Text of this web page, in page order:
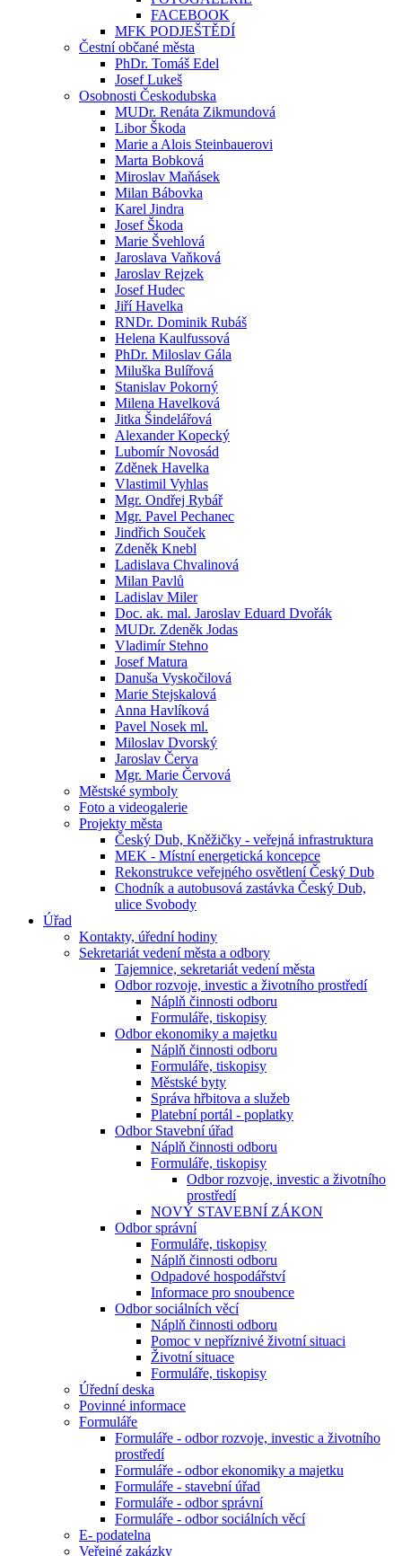
FACEBOOK
MFK PODJEŠTĚDÍ
Čestní občané města
PhDr. Tomáš Edel
Josef Lukeš
Osobnosti Českodubska
MUDr. Renáta Zikmundová
Libor Škoda
Marie a Alois Steinbauerovi
Marta Bobková
Miroslav Maňásek
Milan Bábovka
Karel Jindra
Josef Škoda
Marie Švehlová
Jaroslava Vaňková
Jaroslav Rejzek
Josef Hudec
Jiří Havelka
RNDr. Dominik Rubáš
Helena Kaulfussová
PhDr. Miloslav Gála
Miluška Bulířová
Stanislav Pokorný
Milena Havelková
Jitka Šindelářová
Alexander Kopecký
Lubomír Novosád
Zděnek Havelka
Vlastimil Vyhlas
Mgr. Ondřej Rybář
Mgr. Pavel Pechanec
Jindřich Souček
Zdeněk Knebl
Ladislava Chvalinová
Milan Pavlů
Ladislav Miler
Doc. ak. mal. Jaroslav Eduard Dvořák
MUDr. Zdeněk Jodas
Vladimír Stehno
Josef Matura
Danuša Vyskočilová
Marie Stejskalová
Anna Havlíková
Pavel Nosek ml.
Miloslav Dvorský
Jaroslav Červa
Mgr. Marie Červová
Městské symboly
Foto a videogalerie
Projekty města
Český Dub, Kněžičky - veřejná infrastruktura
MEK - Místní energetická koncepce
Rekonstrukce veřejného osvětlení Český Dub
Chodník a autobusová zastávka Český Dub,
ulice Svobody
Úřad
Kontakty, úřední hodiny
Sekretariát vedení města a odbory
Tajemnice, sekretariát vedení města
Odbor rozvoje, investic a životního prostředí
Náplň činnosti odboru
Formuláře, tiskopisy
Odbor ekonomiky a majetku
Náplň činnosti odboru
Formuláře, tiskopisy
Městské byty
Správa hřbitova a služeb
Platební portál - poplatky
Odbor Stavební úřad
Náplň činnosti odboru
Formuláře, tiskopisy
Odbor rozvoje, investic a životního
prostředí
NOVÝ STAVEBNÍ ZÁKON
Odbor správní
Formuláře, tiskopisy
Náplň činnosti odboru
Odpadové hospodářství
Informace pro snoubence
Odbor sociálních věcí
Náplň činnosti odboru
Pomoc v nepříznivé životní situaci
Životní situace
Formuláře, tiskopisy
Úřední deska
Povinné informace
Formuláře
Formuláře - odbor rozvoje, investic a životního
prostředí
Formuláře - odbor ekonomiky a majetku
Formuláře - stavební úřad
Formuláře - odbor správní
Formuláře - odbor sociálních věcí
E- podatelna
Veřejné zakázky